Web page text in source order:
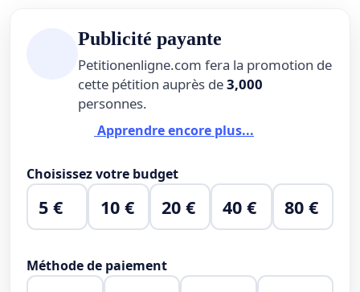
Publicité payante
Petitionenligne.com fera la promotion de
cette pétition auprès de3,000
personnes.
Apprendre encore plus...
Choisissez votre budget
5 € 10 € 20 € 40 € 80 €
Méthode de paiement